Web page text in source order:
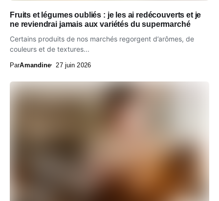
Fruits et légumes oubliés : je les ai redécouverts et je
ne reviendrai jamais aux variétés du supermarché
Certains produits de nos marchés regorgent d’arômes, de
couleurs et de textures...
ParAmandine 27 juin 2026